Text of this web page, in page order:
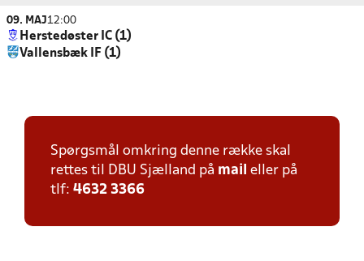
09. MAJ12:00
Herstedøster IC (1)
Vallensbæk IF (1)
Spørgsmål omkring denne række skal
rettes til DBU Sjælland på mail eller på
tlf: 4632 3366